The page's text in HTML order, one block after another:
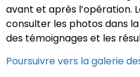
avant et après l’opération.
consulter les photos dans
des témoignages et les
Poursuivre vers la galerie